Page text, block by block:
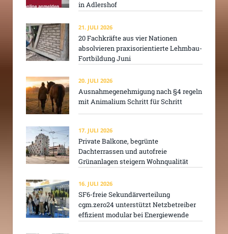
in Adlershof
21. JULI 2026
20 Fachkräfte aus vier Nationen
absolvieren praxisorientierte Lehmbau-
Fortbildung Juni
20. JULI 2026
Ausnahmegenehmigung nach §4 regeln
mit Animalium Schritt für Schritt
17. JULI 2026
Private Balkone, begrünte
Dachterrassen und autofreie
Grünanlagen steigern Wohnqualität
16. JULI 2026
SF6-freie Sekundärverteilung
cgm.zero24 unterstützt Netzbetreiber
effizient modular bei Energiewende